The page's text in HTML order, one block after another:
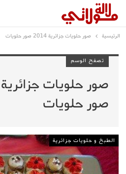
الرئيسية صور حلويات جزائرية 2014 صور حلويات
تصفح الوسم
صور حلويات
الطبخ و حلويات جزائرية